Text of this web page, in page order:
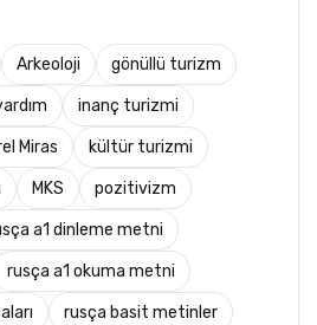
Arkeoloji gönüllü turizm
inanç turizmi
Miras kültür turizmi
MKS pozitivizm
a1 dinleme metni
rusça a1 okuma metni
rusça basit metinler